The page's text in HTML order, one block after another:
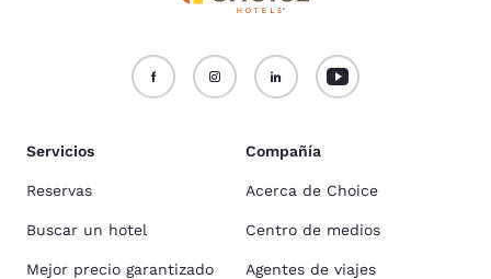
Servicios
Reservas
Buscar un hotel
Mejor precio garantizado
Compañía
Acerca de Choice
Centro de medios
Agentes de viajes